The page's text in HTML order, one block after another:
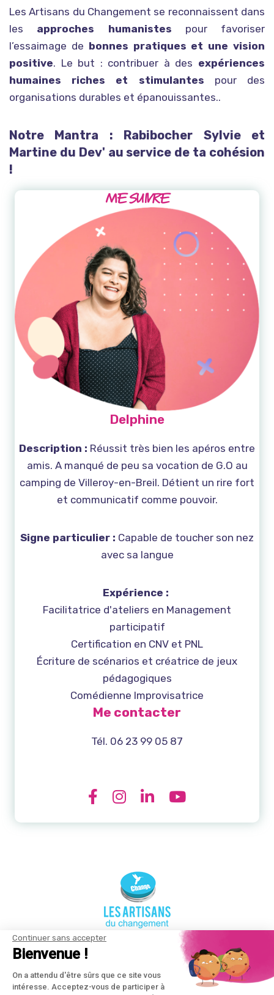
Continuer sans accepter
Bienvenue !
On a attendu d'être sûrs que ce site vous
intéresse. Acceptez-vous de participer à
Les Artisans du Changement se reconnaissent dans
les approches humanistes pour favoriser
l’essaimage de bonnes pratiques et une vision
positive. Le but : contribuer à des expériences
humaines riches et stimulantes pour des
organisations durables et épanouissantes..
Notre Mantra : Rabibocher Sylvie et
Martine du Dev' au service de ta cohésion
!
ME SUIVRE
Delphine
Description : Réussit très bien les apéros entre
amis. A manqué de peu sa vocation de G.O au
camping de Villeroy-en-Breil. Détient un rire fort
et communicatif comme pouvoir.
Signe particulier : Capable de toucher son nez
avec sa langue
Expérience :
Facilitatrice d'ateliers en Management
participatif
Certification en CNV et PNL
Écriture de scénarios et créatrice de jeux
pédagogiques
Comédienne Improvisatrice
Me contacter
Tél. 06 23 99 05 87
Team Building et formation séminaire Grand Ouest | Cohésion